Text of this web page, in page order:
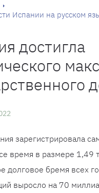
Испании на русском
достигла
зарегистрировала
время в размере 1,49
долговое бремя всех
выросло на 70